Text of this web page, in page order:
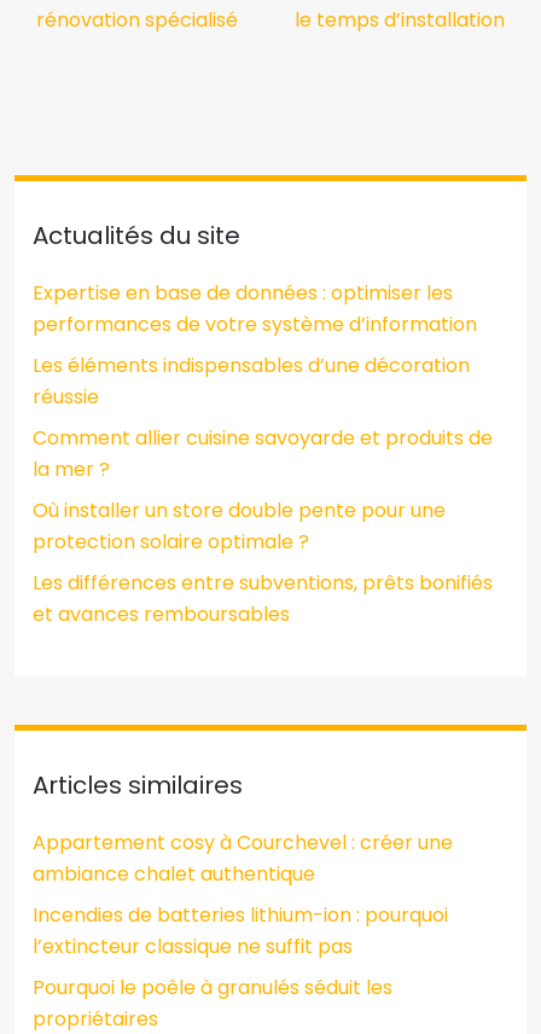
rénovation spécialisé
le temps d’installation
Actualités du site
Expertise en base de données : optimiser les
performances de votre système d’information
Les éléments indispensables d’une décoration
réussie
Comment allier cuisine savoyarde et produits de
la mer ?
Où installer un store double pente pour une
protection solaire optimale ?
Les différences entre subventions, prêts bonifiés
et avances remboursables
Articles similaires
Appartement cosy à Courchevel : créer une
ambiance chalet authentique
Incendies de batteries lithium-ion : pourquoi
l’extincteur classique ne suffit pas
Pourquoi le poêle à granulés séduit les
propriétaires